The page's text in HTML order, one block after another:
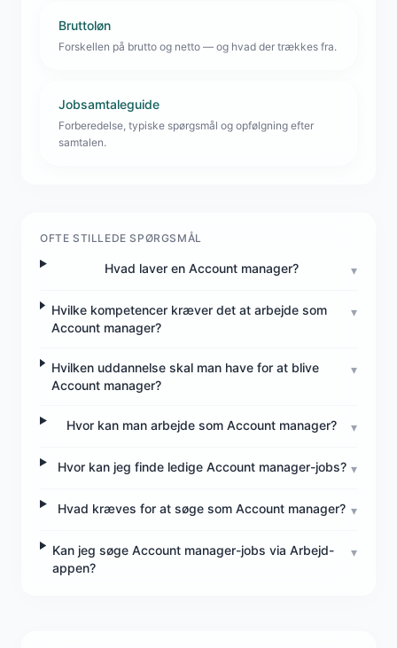
Bruttoløn
Forskellen på brutto og netto — og hvad der trækkes fra.
Jobsamtaleguide
Forberedelse, typiske spørgsmål og opfølgning efter
samtalen.
OFTE STILLEDE SPØRGSMÅL
Hvad laver en Account manager? ▾
Hvilke kompetencer kræver det at arbejde som
Account manager?
▾
Hvilken uddannelse skal man have for at blive
Account manager?
▾
Hvor kan man arbejde som Account manager? ▾
Hvor kan jeg finde ledige Account manager-jobs? ▾
Hvad kræves for at søge som Account manager? ▾
Kan jeg søge Account manager-jobs via Arbejd-
appen?
▾